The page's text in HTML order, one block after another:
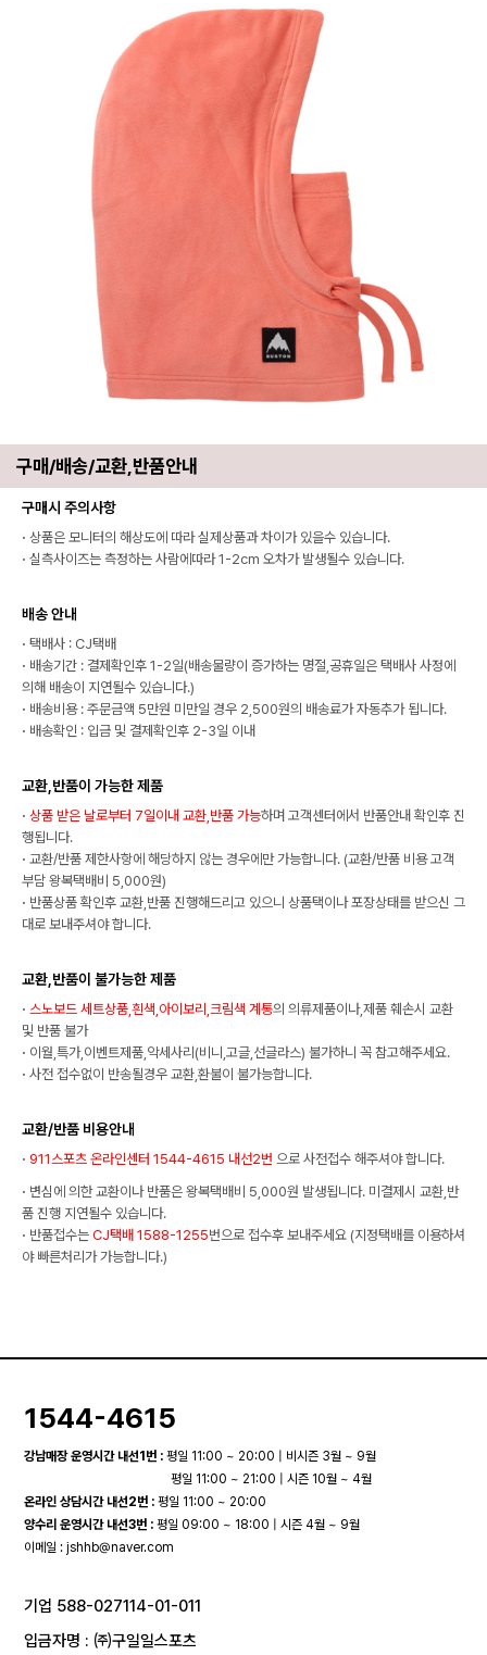
구매/배송/교환,반품안내
구매시 주의사항
· 상품은 모니터의 해상도에 따라 실제상품과 차이가 있을수 있습니다.
· 실측사이즈는 측정하는 사람에따라 1-2cm 오차가 발생될수 있습니다.
배송 안내
· 택배사 : CJ택배
· 배송기간 : 결제확인후 1-2일(배송물량이 증가하는 명절,공휴일은 택배사 사정에
의해 배송이 지연될수 있습니다.)
· 배송비용 : 주문금액 5만원 미만일 경우 2,500원의 배송료가 자동추가 됩니다.
· 배송확인 : 입금 및 결제확인후 2-3일 이내
교환,반품이 가능한 제품
· 상품 받은 날로부터 7일이내 교환,반품 가능하며 고객센터에서 반품안내 확인후 진
행됩니다.
· 교환/반품 제한사항에 해당하지 않는 경우에만 가능합니다. (교환/반품 비용 고객
부담 왕복택배비 5,000원)
· 반품상품 확인후 교환,반품 진행해드리고 있으니 상품택이나 포장상태를 받으신 그
대로 보내주셔야 합니다.
교환,반품이 불가능한 제품
· 스노보드 세트상품,흰색,아이보리,크림색 계통의 의류제품이나,제품 훼손시 교환
및 반품 불가
· 이월,특가,이벤트제품,악세사리(비니,고글,선글라스) 불가하니 꼭 참고해주세요.
· 사전 접수없이 반송될경우 교환,환불이 불가능합니다.
교환/반품 비용안내
· 911스포츠 온라인센터 1544-4615 내선2번 으로 사전접수 해주셔야 합니다.
· 변심에 의한 교환이나 반품은 왕복택배비 5,000원 발생됩니다. 미결제시 교환,반
품 진행 지연될수 있습니다.
· 반품접수는 CJ택배 1588-1255번으로 접수후 보내주세요 (지정택배를 이용하셔
야 빠른처리가 가능합니다.)
1544-4615
강남매장 운영시간 내선1번 : 평일 11:00 ~ 20:00 | 비시즌 3월 ~ 9월
평일 11:00 ~ 21:00 | 시즌 10월 ~ 4월
온라인 상담시간 내선2번 : 평일 11:00 ~ 20:00
양수리 운영시간 내선3번 : 평일 09:00 ~ 18:00 | 시즌 4월 ~ 9월
이메일 :jshhb@naver.com
기업 588-027114-01-011
입금자명 : ㈜구일일스포츠